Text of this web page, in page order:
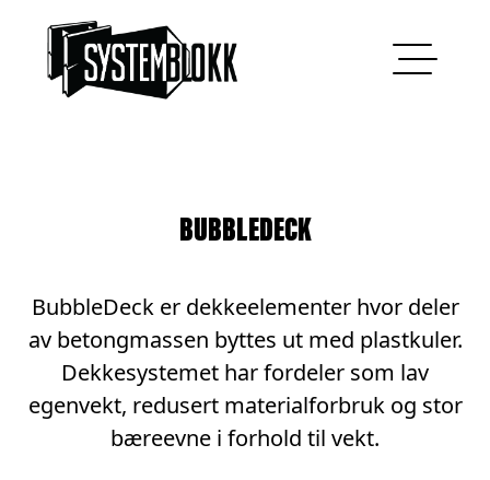
BUBBLEDECK
BubbleDeck er dekkeelementer hvor deler
av betongmassen byttes ut med plastkuler.
Dekkesystemet har fordeler som lav
egenvekt, redusert materialforbruk og stor
bæreevne i forhold til vekt.